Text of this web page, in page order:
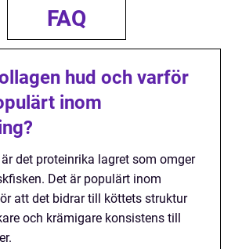
FAQ
hud och varför
inom
det proteinrika lagret som omger
Det är populärt inom
att det bidrar till köttets struktur
och krämigare konsistens till